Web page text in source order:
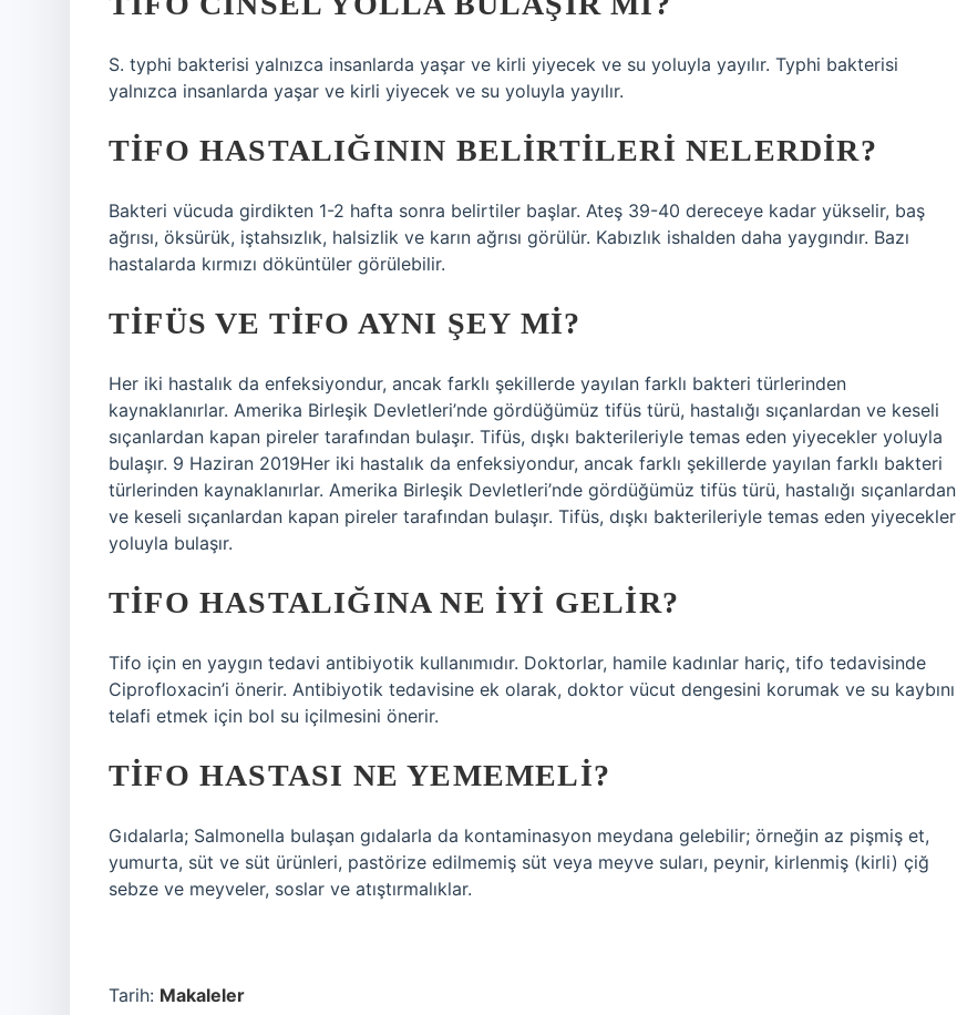
S. typhi bakterisi yalnızca insanlarda yaşar ve kirli yiyecek ve su yoluyla yayılır. Typhi bakterisi
yalnızca insanlarda yaşar ve kirli yiyecek ve su yoluyla yayılır.
TIFO HASTALIĞININ BELIRTILERI NELERDIR?
Bakteri vücuda girdikten 1-2 hafta sonra belirtiler başlar. Ateş 39-40 dereceye kadar yükselir, baş
ağrısı, öksürük, iştahsızlık, halsizlik ve karın ağrısı görülür. Kabızlık ishalden daha yaygındır. Bazı
hastalarda kırmızı döküntüler görülebilir.
TIFÜS VE TIFO AYNI ŞEY MI?
Her iki hastalık da enfeksiyondur, ancak farklı şekillerde yayılan farklı bakteri türlerinden
kaynaklanırlar. Amerika Birleşik Devletleri’nde gördüğümüz tifüs türü, hastalığı sıçanlardan ve keseli
sıçanlardan kapan pireler tarafından bulaşır. Tifüs, dışkı bakterileriyle temas eden yiyecekler yoluyla
bulaşır. 9 Haziran 2019Her iki hastalık da enfeksiyondur, ancak farklı şekillerde yayılan farklı bakteri
türlerinden kaynaklanırlar. Amerika Birleşik Devletleri’nde gördüğümüz tifüs türü, hastalığı sıçanlardan
ve keseli sıçanlardan kapan pireler tarafından bulaşır. Tifüs, dışkı bakterileriyle temas eden yiyecekler
yoluyla bulaşır.
TIFO HASTALIĞINA NE IYI GELIR?
Tifo için en yaygın tedavi antibiyotik kullanımıdır. Doktorlar, hamile kadınlar hariç, tifo tedavisinde
Ciprofloxacin’i önerir. Antibiyotik tedavisine ek olarak, doktor vücut dengesini korumak ve su kaybını
telafi etmek için bol su içilmesini önerir.
TIFO HASTASI NE YEMEMELI?
Gıdalarla; Salmonella bulaşan gıdalarla da kontaminasyon meydana gelebilir; örneğin az pişmiş et,
yumurta, süt ve süt ürünleri, pastörize edilmemiş süt veya meyve suları, peynir, kirlenmiş (kirli) çiğ
sebze ve meyveler, soslar ve atıştırmalıklar.
Tarih: Makaleler